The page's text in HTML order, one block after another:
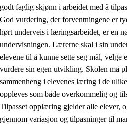
godt faglig skjønn i arbeidet med å
God vurdering, der forventningene er
hørt underveis i læringsarbeidet, er en
undervisningen. Lærerne skal i sin
elevene til å kunne sette seg mål, velge
vurdere sin egen utvikling. Skolen må
sammenheng i elevenes læring i de
oppleves som både overkommelig og
Tilpasset opplæring gjelder alle elever,
gjennom variasjon og tilpasninger til